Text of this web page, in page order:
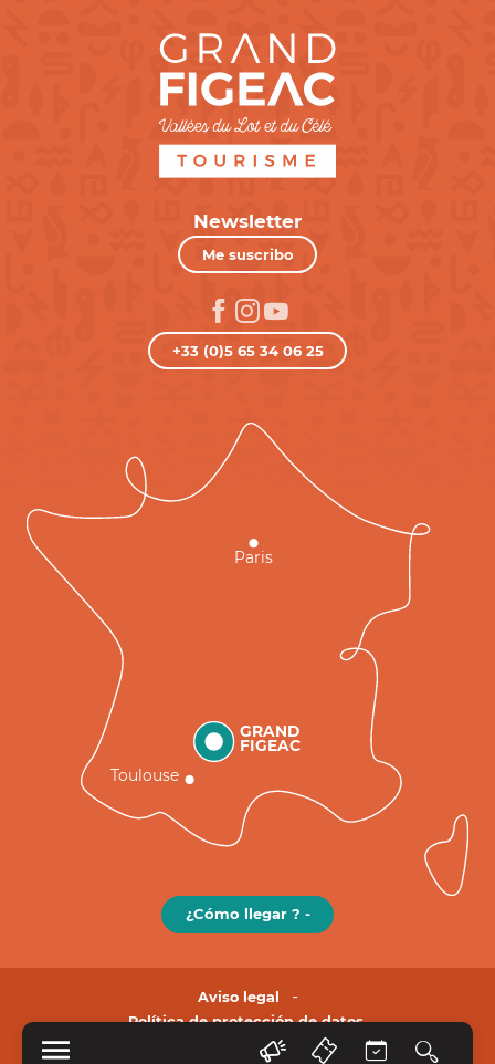
Newsletter
Me suscribo
+33 (0)5 65 34 06 25
GRAND
FIGEAC
Toulouse
Paris
¿Cómo llegar ? -
Aviso legal
Política de protección de datos.